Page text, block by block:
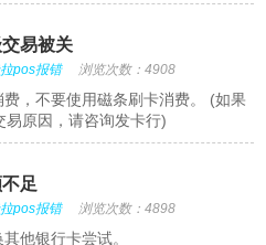
易被关
pos报错 浏览次数：4908
，不要使用磁条刷卡消费。 (如果
原因，请咨询发卡行)
足
pos报错 浏览次数：4898
他银行卡尝试。